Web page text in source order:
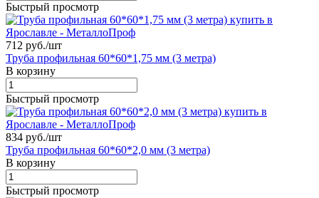
Быстрый просмотр
712 руб./шт
Труба профильная 60*60*1,75 мм (3 метра)
В корзину
Быстрый просмотр
834 руб./шт
Труба профильная 60*60*2,0 мм (3 метра)
В корзину
Быстрый просмотр